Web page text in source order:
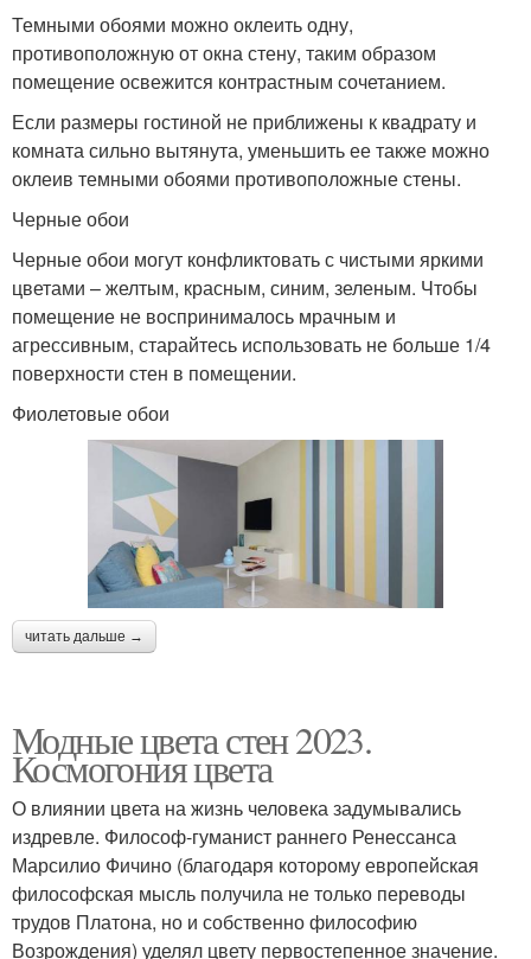
Темными обоями можно оклеить одну,
противоположную от окна стену, таким образом
помещение освежится контрастным сочетанием.
Если размеры гостиной не приближены к квадрату и
комната сильно вытянута, уменьшить ее также можно
оклеив темными обоями противоположные стены.
Черные обои
Черные обои могут конфликтовать с чистыми яркими
цветами – желтым, красным, синим, зеленым. Чтобы
помещение не воспринималось мрачным и
агрессивным, старайтесь использовать не больше 1/4
поверхности стен в помещении.
Фиолетовые обои
читать дальше →
Модные цвета стен 2023.
Космогония цвета
О влиянии цвета на жизнь человека задумывались
издревле. Философ-гуманист раннего Ренессанса
Марсилио Фичино (благодаря которому европейская
философская мысль получила не только переводы
трудов Платона, но и собственно философию
Возрождения) уделял цвету первостепенное значение.